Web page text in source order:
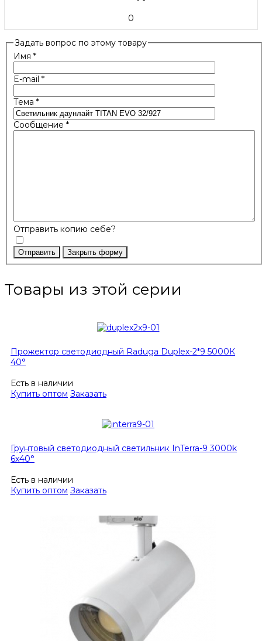
0
Задать вопрос по этому товару
Имя *
E-mail *
Тема *
Сообщение *
Отправить копию себе?
Отправить Закрыть форму
Товары из этой серии
Прожектор светодиодный Raduga Duplex-2*9 5000К
40°
Есть в наличии
Купить оптом Заказать
Грунтовый светодиодный светильник InTerra-9 3000k
6x40°
Есть в наличии
Купить оптом Заказать